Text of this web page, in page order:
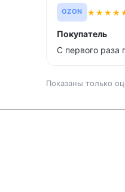
OZON ★★★★
Покупатель
С первого раза
Показаны только